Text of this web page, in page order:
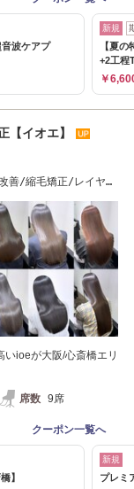
音波ケアプ
新規
【夏
+2工程
￥
【イオエ】
善/縮毛矯正/レイヤー
いioeが大阪/心斎橋エリ
席数 9席
クーポン一覧へ
】
新規
プレミ